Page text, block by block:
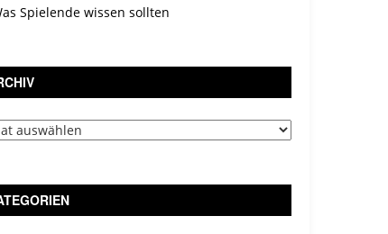
Spielende wissen sollten